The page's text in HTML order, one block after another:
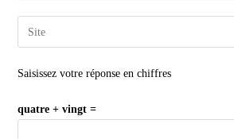
Saisissez votre réponse en chiffres
quatre + vingt =